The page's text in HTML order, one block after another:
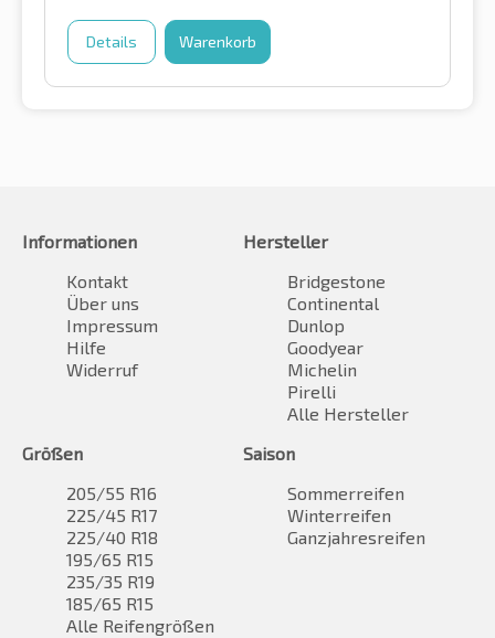
Details Warenkorb
Informationen
Kontakt
Über uns
Impressum
Hilfe
Widerruf
Hersteller
Bridgestone
Continental
Dunlop
Goodyear
Michelin
Pirelli
Alle Hersteller
Größen
205/55 R16
225/45 R17
225/40 R18
195/65 R15
235/35 R19
185/65 R15
Alle Reifengrößen
Saison
Sommerreifen
Winterreifen
Ganzjahresreifen